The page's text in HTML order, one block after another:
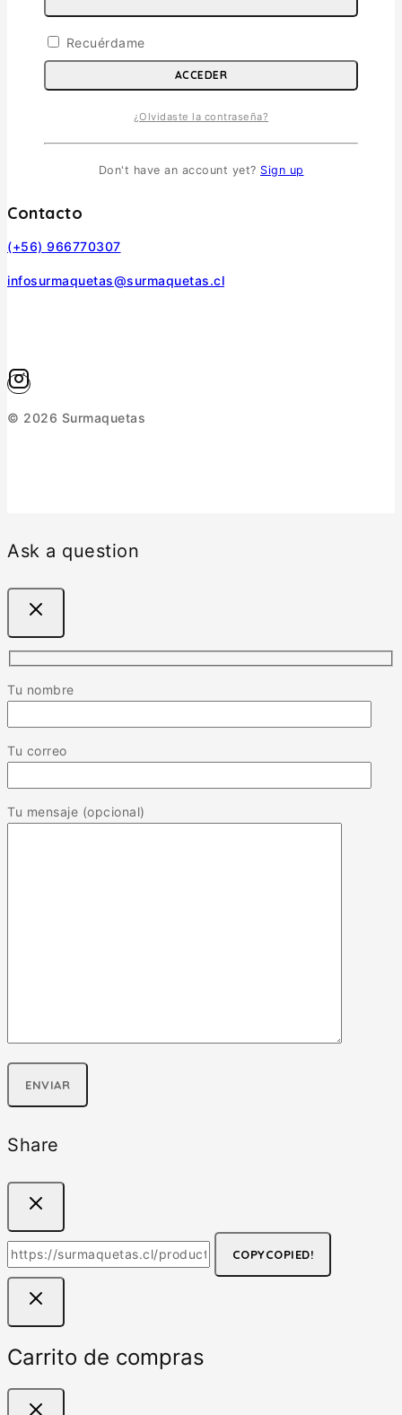
Aviones, Helicópteros Y Barcos Die Cast
Autos, Buses y Motos Die Dast
Medallas y Piochas
Contacto
(+56) 966770307
infosurmaquetas@surmaquetas.cl
© 2026 Surmaquetas
Ask a question
Tu nombre
Tu correo
Tu mensaje (opcional)
Share
COPYCOPIED!
Recuérdame
ACCEDER
¿Olvidaste la contraseña?
Don't have an account yet? Sign up
Carrito de compras